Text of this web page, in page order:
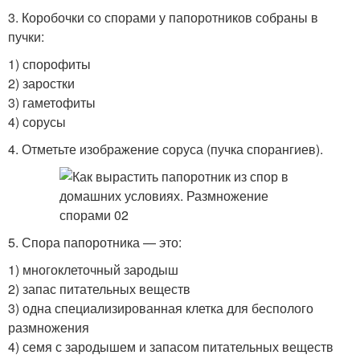
3. Коробочки со спорами у папоротников собраны в
пучки:
1) спорофиты
2) заростки
3) гаметофиты
4) сорусы
4. Отметьте изображение соруса (пучка спорангиев).
5. Спора папоротника — это:
1) многоклеточный зародыш
2) запас питательных веществ
3) одна специализированная клетка для бесполого
размножения
4) семя с зародышем и запасом питательных веществ